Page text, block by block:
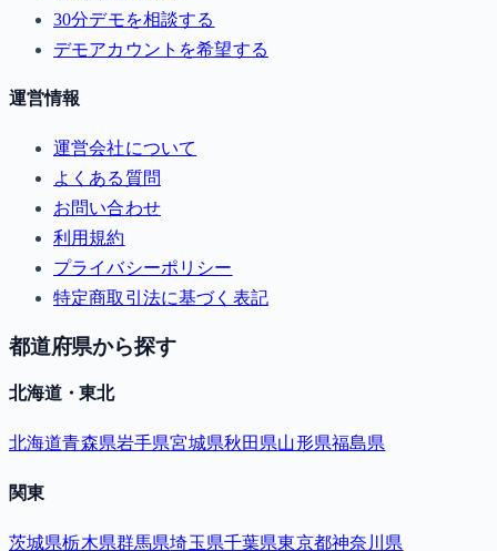
30分デモを相談する
デモアカウントを希望する
運営情報
運営会社について
よくある質問
お問い合わせ
利用規約
プライバシーポリシー
特定商取引法に基づく表記
都道府県から探す
北海道・東北
北海道青森県岩手県宮城県秋田県山形県福島県
関東
茨城県栃木県群馬県埼玉県千葉県東京都神奈川県